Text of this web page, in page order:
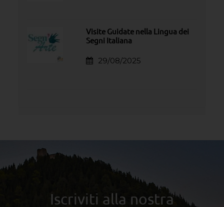
Visite Guidate nella Lingua dei
Segni Italiana
29/08/2025
Iscriviti alla nostra